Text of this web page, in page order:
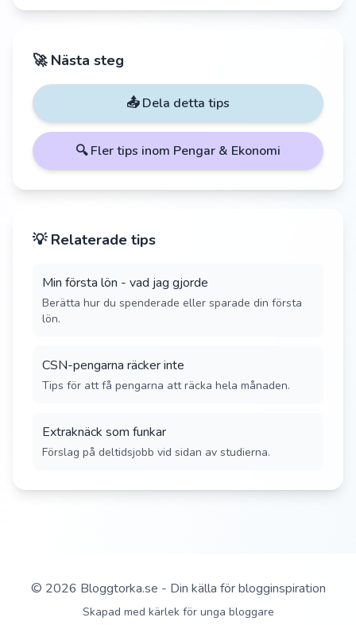
🚀 Nästa steg
📤 Dela detta tips
🔍 Fler tips inom Pengar & Ekonomi
💡 Relaterade tips
Min första lön - vad jag gjorde
Berätta hur du spenderade eller sparade din första
lön.
CSN-pengarna räcker inte
Tips för att få pengarna att räcka hela månaden.
Extraknäck som funkar
Förslag på deltidsjobb vid sidan av studierna.
© 2026 Bloggtorka.se - Din källa för blogginspiration
Skapad med kärlek för unga bloggare